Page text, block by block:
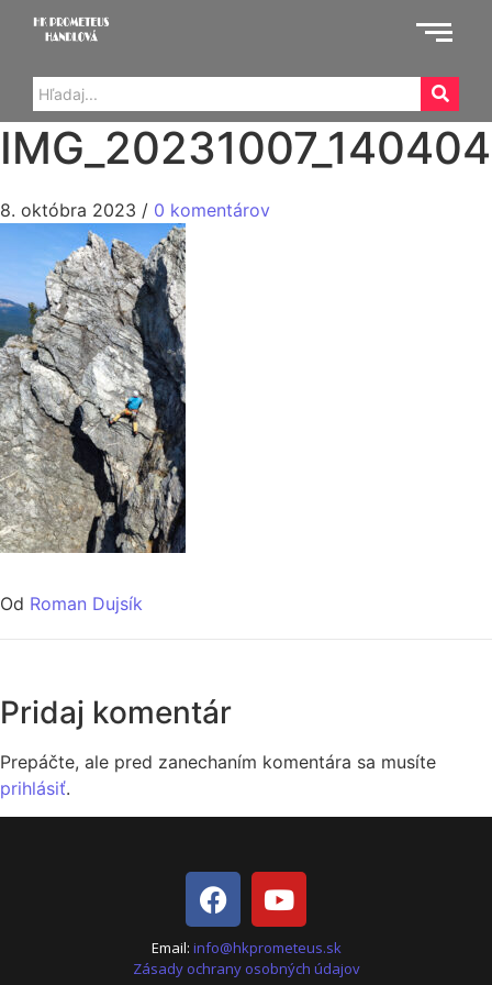
IMG_20231007_140404
8. októbra 2023 / 0 komentárov
Od Roman Dujsík
Pridaj komentár
Prepáčte, ale pred zanechaním komentára sa musíte
prihlásiť.
Email: info@hkprometeus.sk
Zásady ochrany osobných údajov